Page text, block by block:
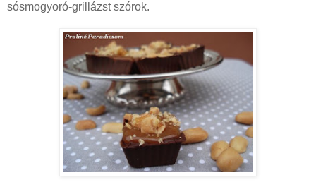
sósmogyoró-grillázst szórok.